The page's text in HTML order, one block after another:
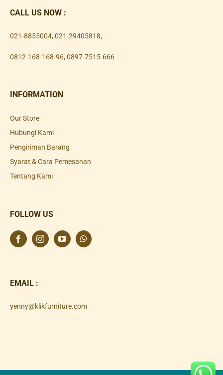
CALL US NOW :
021-8855004, 021-29405818,
0812-168-168-96, 0897-7515-666
INFORMATION
Our Store
Hubungi Kami
Pengiriman Barang
Syarat & Cara Pemesanan
Tentang Kami
FOLLOW US
EMAIL :
yenny@klikfurniture.com